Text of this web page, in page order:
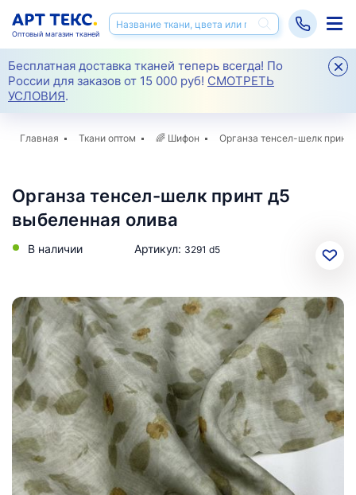
Бесплатная доставка тканей теперь всегда! По
России для заказов от 15 000 руб! СМОТРЕТЬ
УСЛОВИЯ.
Оптовый магазин тканей
Главная Ткани оптом 🌈 Шифон Органза тенсел-шелк принт
Органза тенсел-шелк принт д5
выбеленная олива
В наличии Артикул: 3291 d5